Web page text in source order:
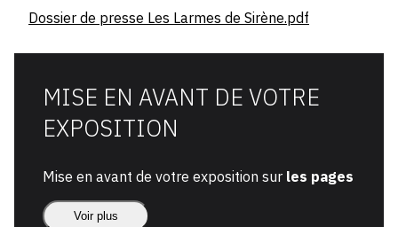
presseDossier de presse Les Larmes de Sirène.pdf
MISE EN AVANT DE VOTRE
EXPOSITION
Mise en avant de votre exposition sur les pages
les plus vuesd'OAM
Voir plus